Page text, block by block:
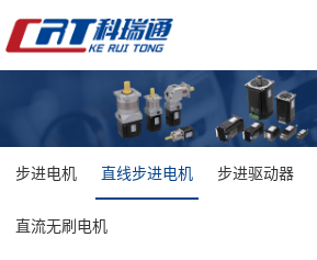
步进电机 直线步进电机 步进驱动器
直流无刷电机